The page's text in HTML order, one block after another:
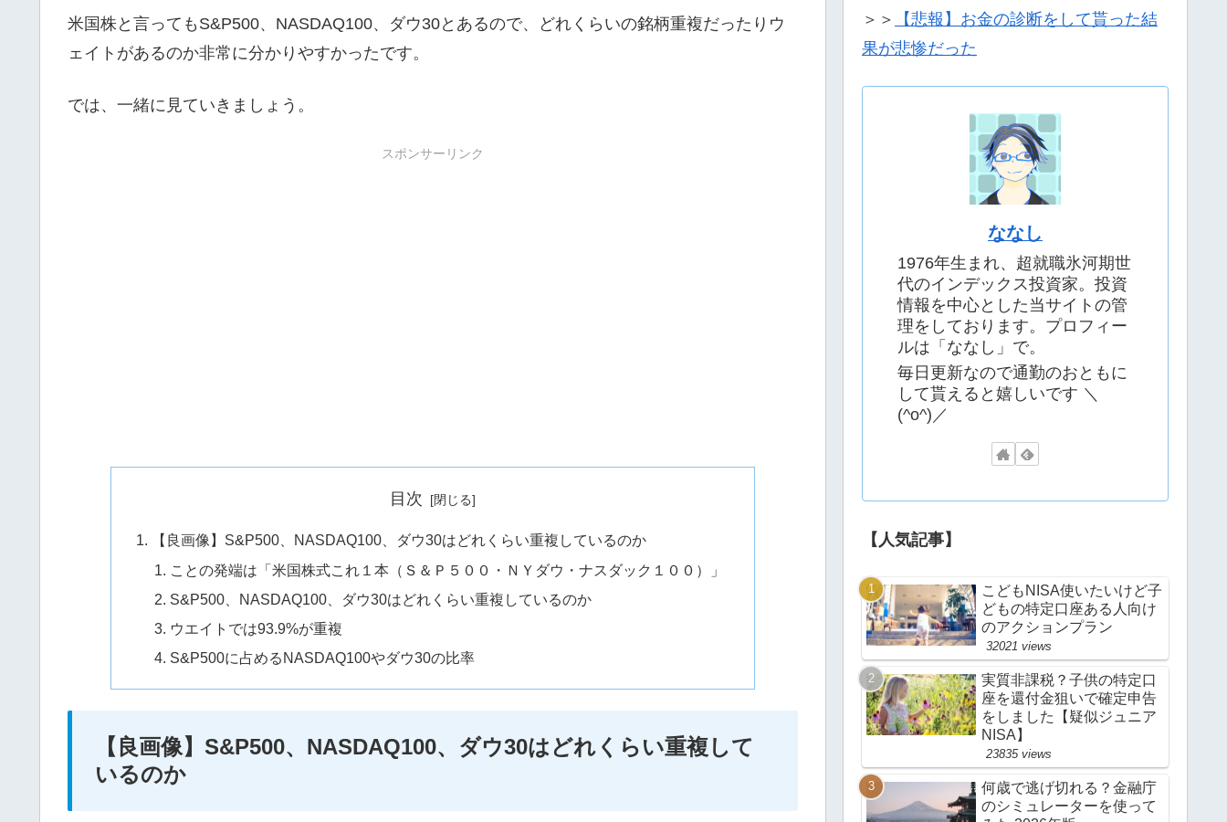
米国株と言ってもS&P500、NASDAQ100、ダウ30とあるので、どれくらいの銘柄重複だったりウ
ェイトがあるのか非常に分かりやすかったです。
では、一緒に見ていきましょう。
スポンサーリンク
目次
【良画像】S&P500、NASDAQ100、ダウ30はどれくらい重複しているのか
ことの発端は「米国株式これ１本（Ｓ＆Ｐ５００・ＮＹダウ・ナスダック１００）」
S&P500、NASDAQ100、ダウ30はどれくらい重複しているのか
ウエイトでは93.9%が重複
S&P500に占めるNASDAQ100やダウ30の比率
【良画像】S&P500、NASDAQ100、ダウ30はどれくらい重複して
いるのか
＞＞
【悲報】お金の診断をして貰った結
果が悲惨だった
ななし
1976年生まれ、超就職氷河期世
代のインデックス投資家。投資
情報を中心とした当サイトの管
理をしております。プロフィー
ルは「ななし」で。
毎日更新なので通勤のおともに
して貰えると嬉しいです ＼
(^o^)／
【人気記事】
こどもNISA使いたいけど子
どもの特定口座ある人向け
のアクションプラン
32021 views
実質非課税？子供の特定口
座を還付金狙いで確定申告
をしました【疑似ジュニア
NISA】
23835 views
何歳で逃げ切れる？金融庁
のシミュレーターを使って